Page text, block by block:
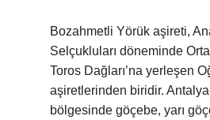
Bozahmetli Yörük aşireti,
Selçukluları döneminde
Toros Dağları’na yerleşen
aşiretlerinden biridir.
bölgesinde göçebe, yarı